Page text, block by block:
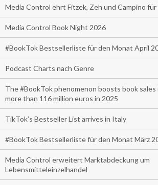
Media Control ehrt Fitzek, Zeh und Campino
Media Control Book Night 2026
#BookTok Bestsellerliste für den Monat April
Podcast Charts nach Genre
The #BookTok phenomenon boosts book
more than 116 million euros in 2025
TikTok’s Bestseller List arrives in Italy
#BookTok Bestsellerliste für den Monat März
Media Control erweitert Marktabdeckung um
Lebensmitteleinzelhandel